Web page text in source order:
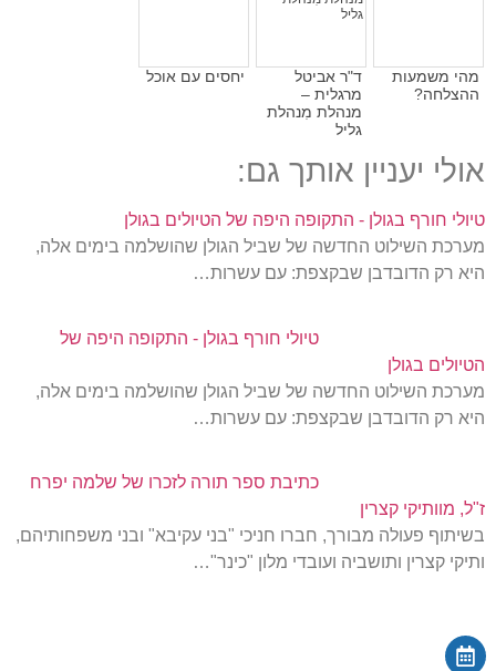
מהי משמעות
ההצלחה?
ד"ר אביטל
מרגלית –
מנהלת מִנהלת
גליל
יחסים עם אוכל
אולי יעניין אותך גם:
טיולי חורף בגולן - התקופה היפה של הטיולים בגולן
מערכת השילוט החדשה של שביל הגולן שהושלמה בימים אלה,
היא רק הדובדבן שבקצפת: עם עשרות…
טיולי חורף בגולן - התקופה היפה של
הטיולים בגולן
מערכת השילוט החדשה של שביל הגולן שהושלמה בימים אלה,
היא רק הדובדבן שבקצפת: עם עשרות…
כתיבת ספר תורה לזכרו של שלמה יפרח
ז"ל, מוותיקי קצרין
בשיתוף פעולה מבורך, חברו חניכי "בני עקיבא" ובני משפחותיהם,
ותיקי קצרין ותושביה ועובדי מלון "כינר"…